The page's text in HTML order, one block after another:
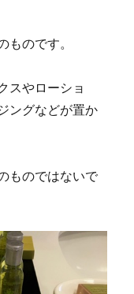
ものです。
スやローショ
ングなどが置か
ものではないで